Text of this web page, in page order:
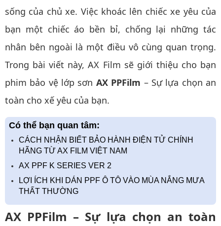
sống của chủ xe. Việc khoác lên chiếc xe yêu của
bạn một chiếc áo bền bỉ, chống lại những tác
nhân bên ngoài là một điều vô cùng quan trọng.
Trong bài viết này, AX Film sẽ giới thiệu cho bạn
phim bảo vệ lớp sơn AX PPFilm – Sự lựa chọn an
toàn cho xế yêu của bạn.
Có thể bạn quan tâm:
CÁCH NHẬN BIẾT BẢO HÀNH ĐIỆN TỬ CHÍNH
HÃNG TỪ AX FILM VIỆT NAM
AX PPF K SERIES VER 2
LỢI ÍCH KHI DÁN PPF Ô TÔ VÀO MÙA NẮNG MƯA
THẤT THƯỜNG
AX PPFilm – Sự lựa chọn an toàn